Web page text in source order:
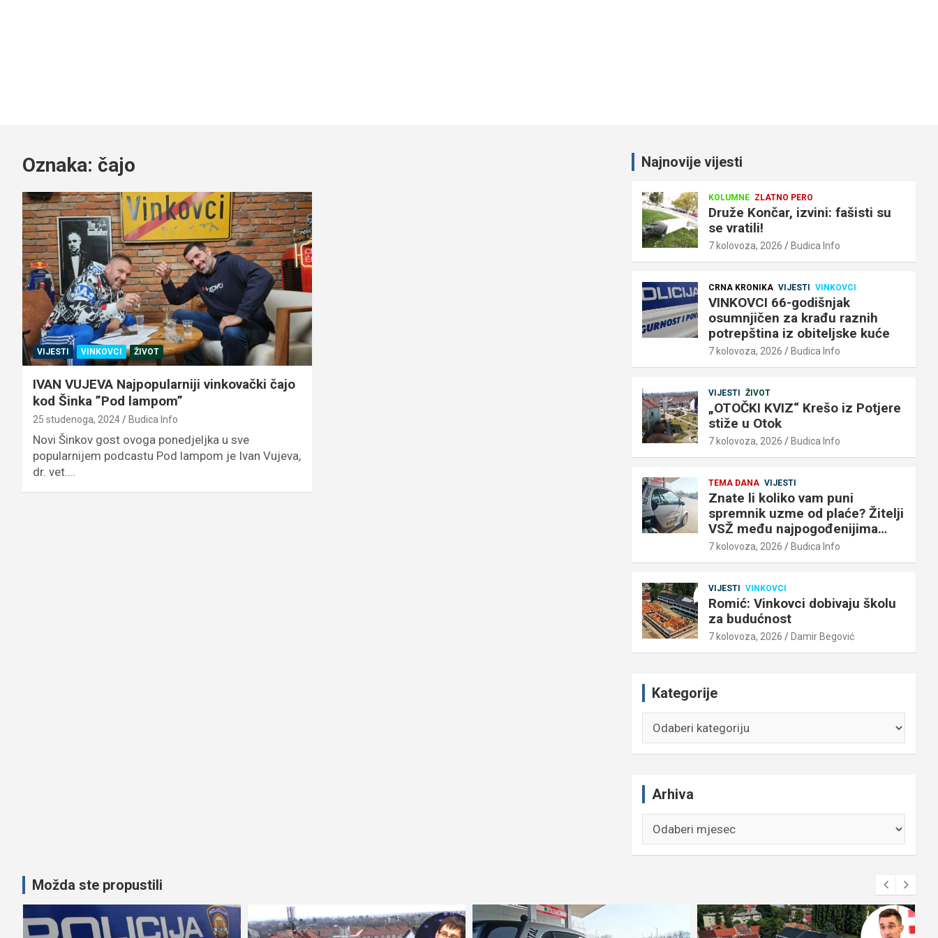
Oznaka: čajo
VIJESTI VINKOVCI ŽIVOT
IVAN VUJEVA Najpopularniji vinkovački čajo
kod Šinka ”Pod lampom”
25 studenoga, 2024 Budica Info
Novi Šinkov gost ovoga ponedjeljka u sve
popularnijem podcastu Pod lampom je Ivan Vujeva,
dr. vet.…
Najnovije vijesti
KOLUMNE ZLATNO PERO
Druže Končar, izvini: fašisti su
se vratili!
7 kolovoza, 2026 Budica Info
CRNA KRONIKA VIJESTI VINKOVCI
VINKOVCI 66-godišnjak
osumnjičen za krađu raznih
potrepština iz obiteljske kuće
7 kolovoza, 2026 Budica Info
VIJESTI ŽIVOT
„OTOČKI KVIZ“ Krešo iz Potjere
stiže u Otok
7 kolovoza, 2026 Budica Info
TEMA DANA VIJESTI
Znate li koliko vam puni
spremnik uzme od plaće? Žitelji
VSŽ među najpogođenijima…
7 kolovoza, 2026 Budica Info
VIJESTI VINKOVCI
Romić: Vinkovci dobivaju školu
za budućnost
7 kolovoza, 2026 Damir Begović
Kategorije
Arhiva
Možda ste propustili